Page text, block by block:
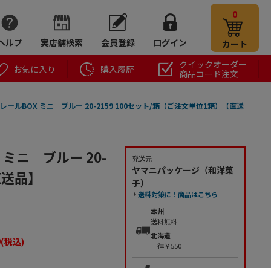
ルプ 実店舗検索 会員登録 ログイン
0
カート
お気に入り 購入履歴
クイックオーダー
商品コード注文
ールBOX ミニ ブルー 20-2159 100セット/箱（ご注文単位1箱）【直送
ミニ ブルー 20-
品】
(税込)
発送元
ヤマニパッケージ（和洋菓
子）
送料対策に！商品はこちら
本州
送料無料
北海道
一律￥550